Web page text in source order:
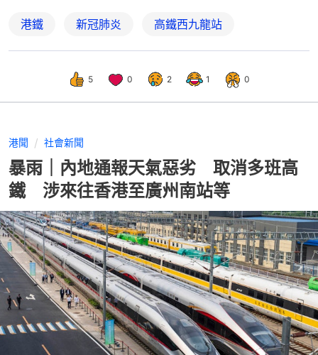
港鐵 新冠肺炎 高鐵西九龍站
5 0 2 1 0
港聞 社會新聞
暴雨｜內地通報天氣惡劣 取消多班高
鐵 涉來往香港至廣州南站等